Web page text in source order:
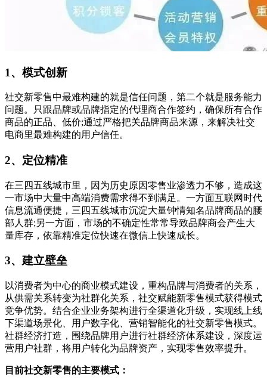
1、模式创新
社交新零售中最难构建的就是信任问题，第二个就是服务能力
问题。只跟品牌或品牌指定的代理商合作签约，确保所有合作
商品的正品、低价;通过严格把关品牌商品来源，来解决社交
电商里最难构建的用户信任。
2、定位精准
在三四五线城市里，因为历史原因零售业渗透力不够，造成这
一市场中大量中高端消费需求得不到满足。一方面互联网时代
信息流通便捷，三四五线城市沉淀大量钟情知名品牌商品的腰
部人群;另一方面，市场的不确定性常常导致品牌商会产生大
量库存，依靠精准定位快速在微信上快速成长。
3、建立壁垒
以消费者为中心的商业模式建设，重构品牌与消费者的关系，
从供需关系转变为社群化关系，社交赋能新零售模式获得模式
竞争优势。结合企业业务架构进行全渠道化升级，实现线上线
下渠道场景化、用户数字化、营销智能化的社交新零售模式。
社群经济打造，围绕品牌用户进行社群经济体系建设，深度运
营用户社群，将用户转化为品牌资产，实现零售效率提升。
目前社交新零售的主要模式：